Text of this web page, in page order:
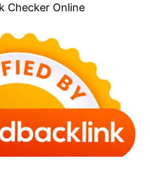
Checker Online